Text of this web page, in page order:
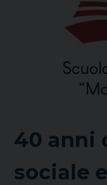
40 anni
sociale